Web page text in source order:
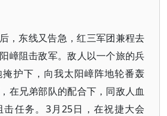
，东线又告急，红三军团兼程去
嶂阻击敌军。敌人以一个旅的兵
护下，向我太阳嶂阵地轮番轰
在兄弟部队的配合下，同敌人血
任务。3月25日，在祝捷大会